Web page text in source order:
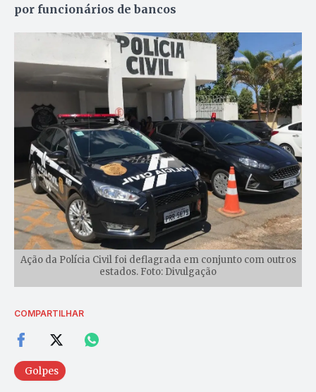
por funcionários de bancos
Ação da Polícia Civil foi deflagrada em conjunto com outros
estados. Foto: Divulgação
COMPARTILHAR
Golpes